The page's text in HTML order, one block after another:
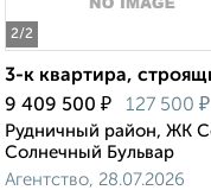
2/2
3-к квартира,
9 409 500 ₽ 127 500 ₽
Рудничный район, ЖК
Солнечный Бульвар
Агентство, 28.07.2026